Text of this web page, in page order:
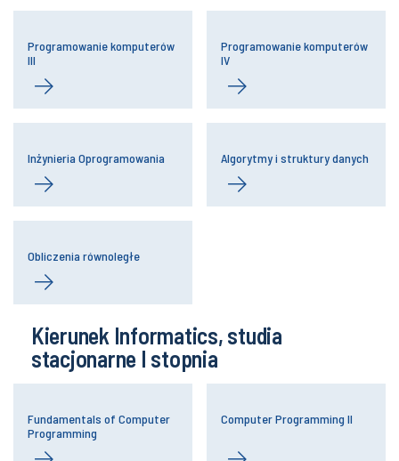
Programowanie komputerów
III
Programowanie komputerów
IV
Inżynieria Oprogramowania Algorytmy i struktury danych
Obliczenia równoległe
Kierunek Informatics, studia
stacjonarne I stopnia
Fundamentals of Computer
Programming
Computer Programming II